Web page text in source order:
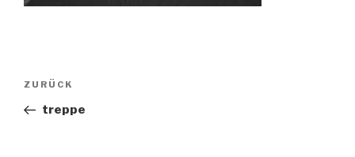
Beitragsnavigation
Vorheriger
Beitrag
ZURÜCK
treppe